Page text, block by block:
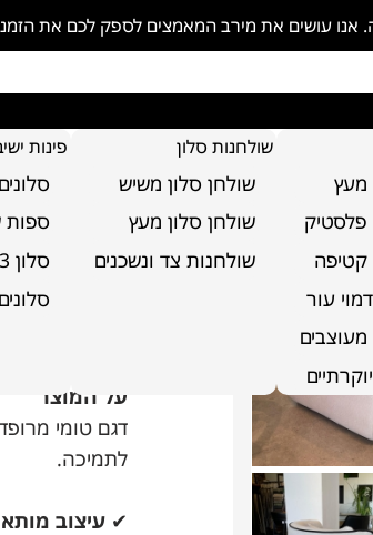
אנו עושים את מירב המאמצים לספק לכם את
מעץ
פלסטיק
קטיפה
עור
שולחנות סלון
שולחן סלון משיש
שולחן סלון מעץ
שולחנות צד ונשכנים
פינות
ספות
סלון 3 + 2
על המוצר
דגם טומי
לתמיכה.
✔עיצוב